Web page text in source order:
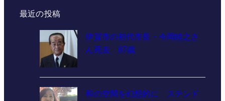
最近の投稿
伊賀市の初代市長・今岡睦之さ
ん死去 87歳
和の空間を幻想的に ステンド